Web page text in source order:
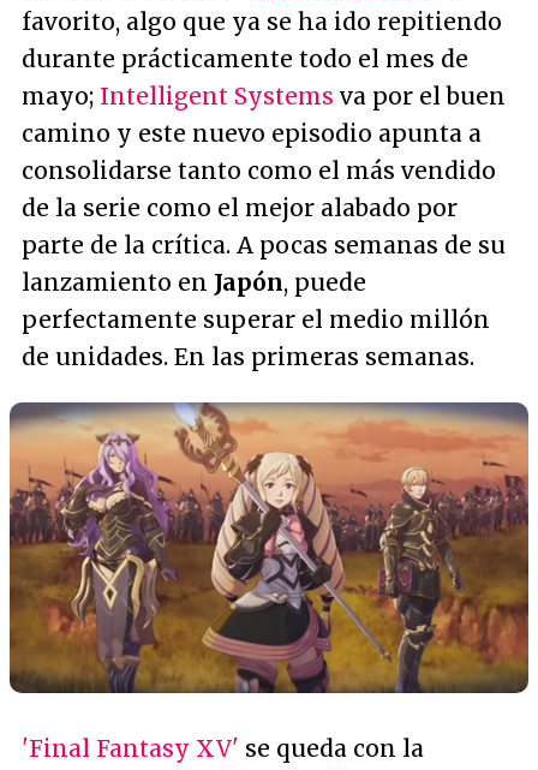
favorito, algo que ya se ha ido repitiendo
durante prácticamente todo el mes de
mayo; Intelligent Systems va por el buen
camino y este nuevo episodio apunta a
consolidarse tanto como el más vendido
de la serie como el mejor alabado por
parte de la crítica. A pocas semanas de su
lanzamiento en Japón, puede
perfectamente superar el medio millón
de unidades. En las primeras semanas.
'Final Fantasy XV' se queda con la